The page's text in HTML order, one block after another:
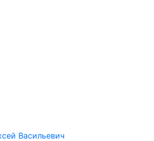
Васильевич